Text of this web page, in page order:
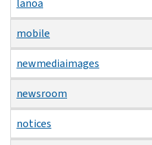
mobile
newmediaimages
newsroom
notices